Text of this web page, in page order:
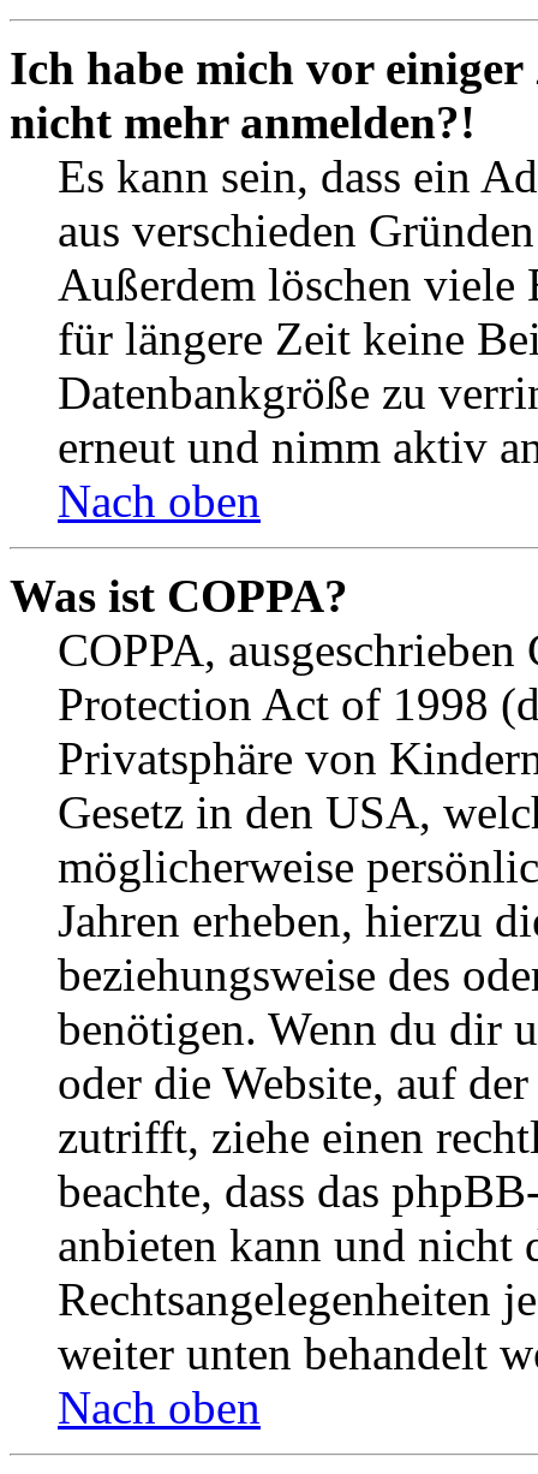
Ich habe mich vor
nicht mehr anmelden?!
Es kann sein, dass ein
aus verschieden
Außerdem löschen viele
für längere Zeit keine
Datenbankgröße zu
erneut und nimm aktiv
Nach oben
Was ist COPPA?
COPPA,
Protection Act of 1998
Privatsphäre von
Gesetz in den USA,
möglicherweise
Jahren erheben, hierzu
beziehungsweise des
benötigen. Wenn du dir
oder die Website, auf
zutrifft, ziehe einen
beachte, dass das
anbieten kann und nicht
Rechtsangelegenheiten
weiter unten behandelt
Nach oben